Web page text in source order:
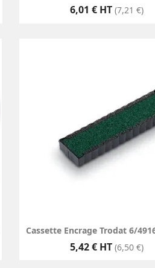
Prix
6,01 € HT (7,21 €)
Cassette Encrage Trodat 6/
Prix
5,42 € HT (6,50 €)